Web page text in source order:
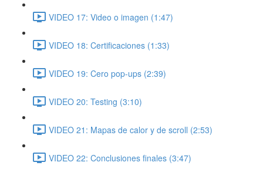
VIDEO 17: Video o imagen (1:47)
VIDEO 18: Certificaciones (1:33)
VIDEO 19: Cero pop-ups (2:39)
VIDEO 20: Testing (3:10)
VIDEO 21: Mapas de calor y de scroll (2:53)
VIDEO 22: Conclusiones finales (3:47)